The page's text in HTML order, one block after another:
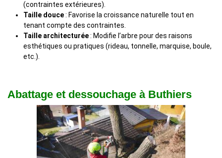
(contraintes extérieures).
Taille douce: Favorise la croissance naturelle tout en
tenant compte des contraintes.
Taille architecturée: Modifie l’arbre pour des raisons
esthétiques ou pratiques (rideau, tonnelle, marquise, boule,
etc.).
Abattage et dessouchage à Buthiers